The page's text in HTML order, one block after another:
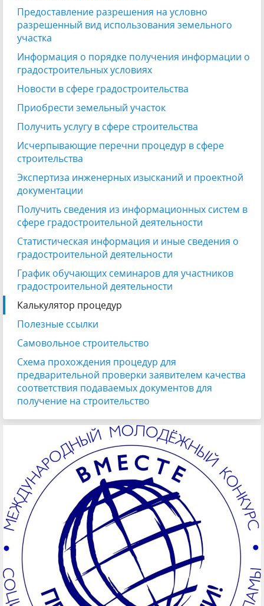
Предоставление разрешения на условно
разрешенный вид использования земельного
участка
Информация о порядке получения информации о
градостроительных условиях
Новости в сфере градостроительства
Приобрести земельный участок
Получить услугу в сфере строительства
Исчерпывающие перечни процедур в сфере
строительства
Экспертиза инженерных изысканий и проектной
документации
Получить сведения из информационных систем в
сфере градостроительной деятельности
Статистическая информация и иные сведения о
градостроительной деятельности
График обучающих семинаров для участников
градостроительной деятельности
Калькулятор процедур
Полезные ссылки
Самовольное строительство
Схема прохождения процедур для
предварительной проверки заявителем качества
соответствия подаваемых документов для
получение на строительство